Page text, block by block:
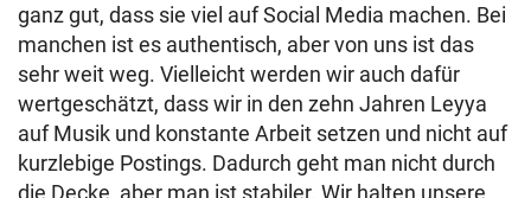
ganz gut, dass sie viel auf Social Media machen. Bei
manchen ist es authentisch, aber von uns ist das
sehr weit weg. Vielleicht werden wir auch dafür
wertgeschätzt, dass wir in den zehn Jahren Leyya
auf Musik und konstante Arbeit setzen und nicht auf
kurzlebige Postings. Dadurch geht man nicht durch
die Decke, aber man ist stabiler. Wir halten unsere